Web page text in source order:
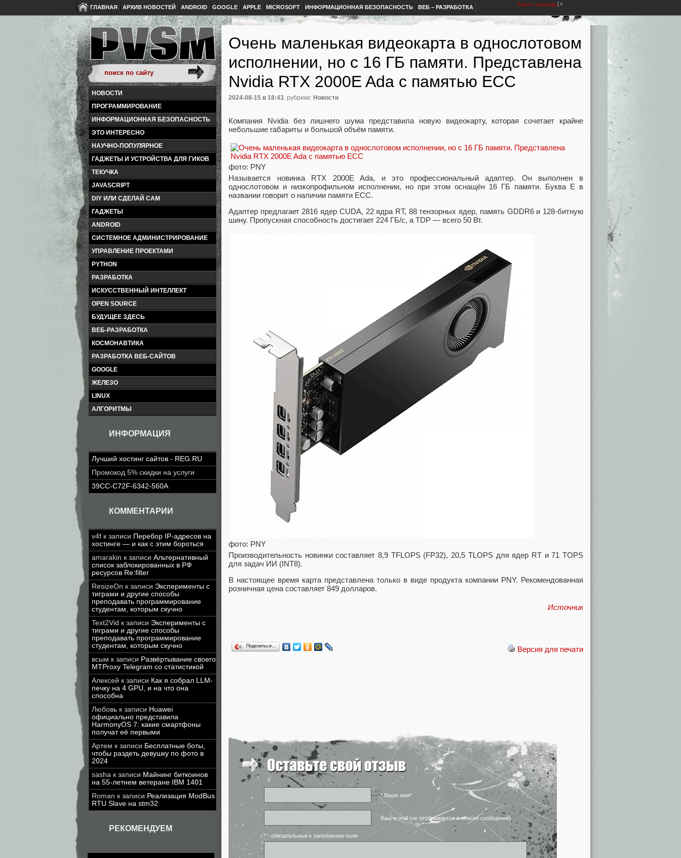
ГЛАВНАЯ АРХИВ НОВОСТЕЙ ANDROID GOOGLE APPLE MICROSOFT ИНФОРМАЦИОННАЯ БЕЗОПАСНОСТЬ ВЕБ – РАЗРАБОТКА Select Language ▼
НОВОСТИ
ПРОГРАММИРОВАНИЕ
ИНФОРМАЦИОННАЯ БЕЗОПАСНОСТЬ
ЭТО ИНТЕРЕСНО
НАУЧНО-ПОПУЛЯРНОЕ
ГАДЖЕТЫ И УСТРОЙСТВА ДЛЯ ГИКОВ
ТЕКУЧКА
JAVASCRIPT
DIY ИЛИ СДЕЛАЙ САМ
ГАДЖЕТЫ
ANDROID
СИСТЕМНОЕ АДМИНИСТРИРОВАНИЕ
УПРАВЛЕНИЕ ПРОЕКТАМИ
PYTHON
РАЗРАБОТКА
ИСКУССТВЕННЫЙ ИНТЕЛЛЕКТ
OPEN SOURCE
БУДУЩЕЕ ЗДЕСЬ
ВЕБ-РАЗРАБОТКА
КОСМОНАВТИКА
РАЗРАБОТКА ВЕБ-САЙТОВ
GOOGLE
ЖЕЛЕЗО
LINUX
АЛГОРИТМЫ
ИНФОРМАЦИЯ
Лучший хостинг сайтов - REG.RU
Промокод 5% скидки на услуги
39CC-C72F-6342-560A
КОММЕНТАРИИ
v4f к записи Перебор IP-адресов на
хостинге — и как с этим бороться
amarakin к записи Альтернативный
список заблокированных в РФ
ресурсов Re:filter
ResizeOn к записи Эксперименты с
тиграми и другие способы
преподавать программирование
студентам, которым скучно
Text2Vid к записи Эксперименты с
тиграми и другие способы
преподавать программирование
студентам, которым скучно
всым к записи Развёртывание своего
MTProxy Telegram со статистикой
Алексей к записи Как я собрал LLM-
печку на 4 GPU, и на что она
способна
Любовь к записи Huawei
официально представила
HarmonyOS 7: какие смартфоны
получат её первыми
Артем к записи Бесплатные боты,
чтобы раздеть девушку по фото в
2024
sasha к записи Майнинг биткоинов
на 55-летнем ветеране IBM 1401
Roman к записи Реализация ModBus
RTU Slave на stm32
РЕКОМЕНДУЕМ
Очень маленькая видеокарта в однослотовом
исполнении, но с 16 ГБ памяти. Представлена
Nvidia RTX 2000E Ada с памятью ECC
2024-08-15 в 18:43, рубрики: Новости
Компания Nvidia без лишнего шума представила новую видеокарту, которая сочетает крайне
небольшие габариты и большой объём памяти.
фото: PNY
Называется новинка RTX 2000E Ada, и это профессиональный адаптер. Он выполнен в
однослотовом и низкопрофильном исполнении, но при этом оснащён 16 ГБ памяти. Буква E в
названии говорит о наличии памяти ECC.
Адаптер предлагает 2816 ядер CUDA, 22 ядра RT, 88 тензорных ядер, память GDDR6 и 128-битную
шину. Пропускная способность достигает 224 ГБ/с, а TDP — всего 50 Вт.
фото: PNY
Производительность новинки составляет 8,9 TFLOPS (FP32), 20,5 TLOPS для ядер RT и 71 TOPS
для задач ИИ (INT8).
В настоящее время карта представлена только в виде продукта компании PNY. Рекомендованная
розничная цена составляет 849 долларов.
Источник
Версия для печати
Поделиться…
* Ваше имя*
Ваш e-mail (не отображается в списке сообщений)
* - обязательные к заполнению поля